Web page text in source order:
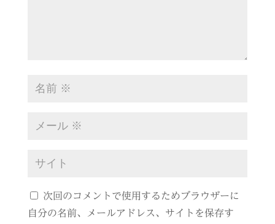
次回のコメントで使用するためブラウザーに
自分の名前、メールアドレス、サイトを保存す